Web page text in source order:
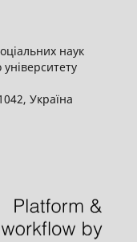
наук
університету
Україна